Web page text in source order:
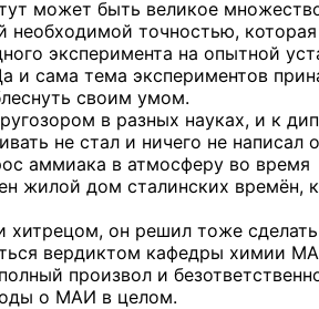
может быть великое
необходимой точностью, которая
эксперимента на опытной
и сама тема экспериментов
своим умом.
в разных науках, и к
не стал и ничего не написал
аммиака в атмосферу во время
жилой дом сталинских времён,
хитрецом, он решил тоже
вердиктом кафедры химии
произвол и
о МАИ в целом.